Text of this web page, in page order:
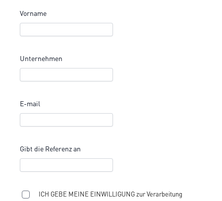
Vorname
Unternehmen
E-mail
Gibt die Referenz an
ICH GEBE MEINE EINWILLIGUNG zur Verarbeitung